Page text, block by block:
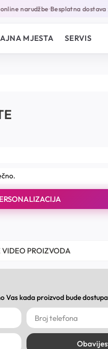
narudžbe•Besplatna dostava
MJESTA SERVIS
VIDEO PROIZVODA
Vas kada proizvod bude